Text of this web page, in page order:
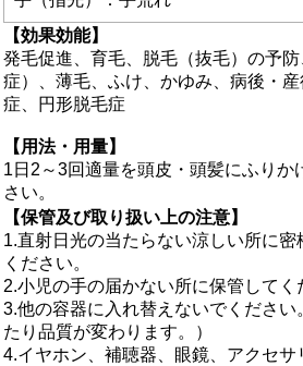
【効果効能】
発毛促進、育毛、脱毛（抜毛）の予
症）、薄毛、ふけ、かゆみ、病後・
症、円形脱毛症
【用法・用量】
1日2～3回適量を頭皮・頭髪にふりか
さい。
【保管及び取り扱い上の注意】
1.直射日光の当たらない涼しい所に密
ください。
2.小児の手の届かない所に保管してく
3.他の容器に入れ替えないでください
たり品質が変わります。）
4.イヤホン、補聴器、眼鏡、アクセサ